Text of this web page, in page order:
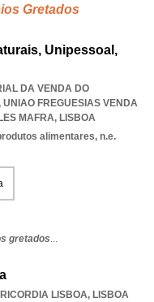
Gretados
Unipessoal,
DA VENDA DO
UNIAO FREGUESIAS VENDA
MAFRA, LISBOA
alimentares, n.e.
gretados...
LISBOA, LISBOA